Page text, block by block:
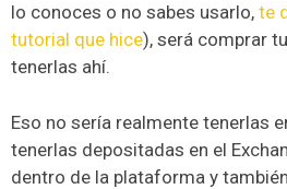
lo conoces o no sabes usarlo, te
tutorial que hice), será comprar
tenerlas ahí.
Eso no sería realmente tenerlas
tenerlas depositadas en el
dentro de la plataforma y